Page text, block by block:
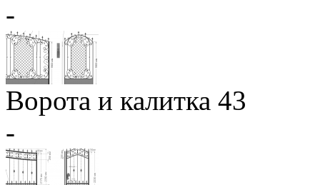
-
Ворота и калитка 43
-